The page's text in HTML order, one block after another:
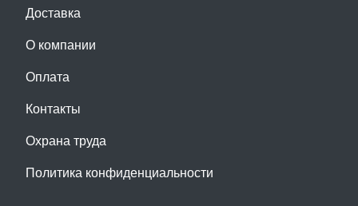
Доставка
О компании
Оплата
Контакты
Охрана труда
Политика конфиденциальности